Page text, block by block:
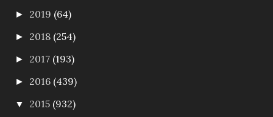
► 2019 (64)
► 2018 (254)
► 2017 (193)
► 2016 (439)
▼ 2015 (932)